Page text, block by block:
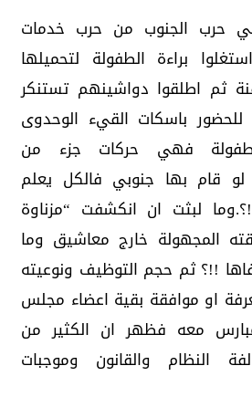
حرب الجنوب من حرب خدمات
براءة الطفولة لتحميلها
ثم اطلقوا دواشينهم تستنكر
للحضور باسكات القيء الوحدوى
فهي حركات جزء من
لو قام بها جنوبي فالكل يعلم
لبثت ان انكشفت “مزناوة
المجهولة خارج معاشيق وما
!!؟ ثم حجم التوظيف ونوعيته
او موافقة بقية اعضاء مجلس
معه فظهر ان الكثير من
النظام والقانون وموجبات